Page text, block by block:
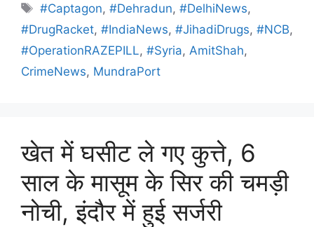
#Captagon,#Dehradun,#DelhiNews,
#DrugRacket, #IndiaNews, #JihadiDrugs, #NCB,
#OperationRAZEPILL, #Syria, AmitShah,
CrimeNews, MundraPort
खेत में घसीट ले गए कुत्ते, 6
साल के मासूम के सिर की चमड़ी
नोची, इंदौर में हुई सर्जरी